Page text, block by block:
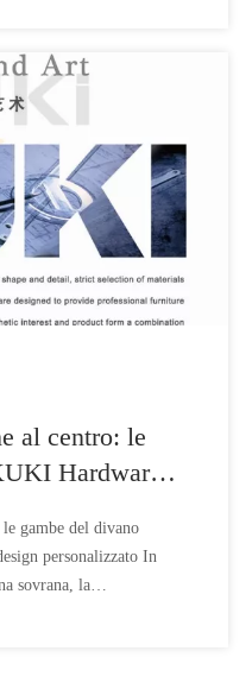
qualità,
al centro: le
Hardware
gambe del divano
personalizzato In
sovrana, la